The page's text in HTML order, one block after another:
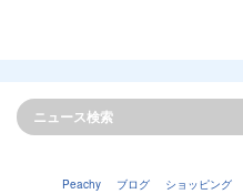
Peachy ブログ ショッピング